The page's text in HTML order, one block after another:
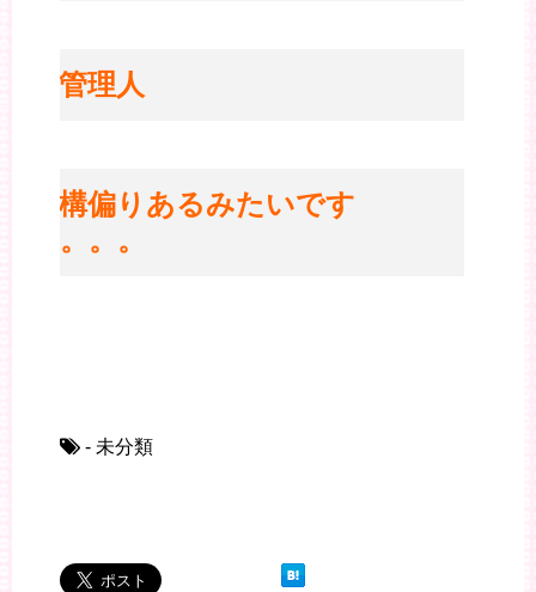
※管理人
結構偏りあるみたいです
ね。。。
- 未分類